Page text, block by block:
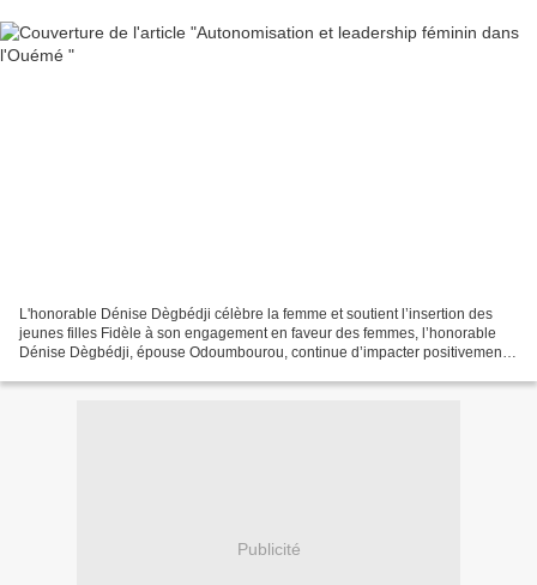
L'honorable Dénise Dègbédji célèbre la femme et soutient l’insertion des
jeunes filles Fidèle à son engagement en faveur des femmes, l’honorable
Dénise Dègbédji, épouse Odoumbourou, continue d’impacter positivement
Publicité